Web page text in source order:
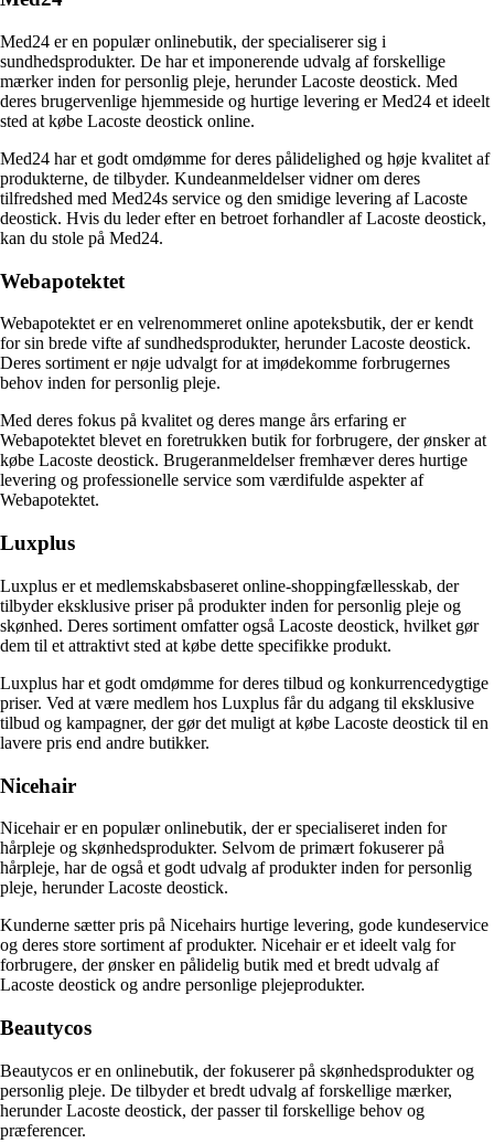
Med24 er en populær onlinebutik, der specialiserer sig i
sundhedsprodukter. De har et imponerende udvalg af forskellige
mærker inden for personlig pleje, herunder Lacoste deostick. Med
deres brugervenlige hjemmeside og hurtige levering er Med24 et ideelt
sted at købe Lacoste deostick online.
Med24 har et godt omdømme for deres pålidelighed og høje kvalitet af
produkterne, de tilbyder. Kundeanmeldelser vidner om deres
tilfredshed med Med24s service og den smidige levering af Lacoste
deostick. Hvis du leder efter en betroet forhandler af Lacoste deostick,
kan du stole på Med24.
Webapotektet
Webapotektet er en velrenommeret online apoteksbutik, der er kendt
for sin brede vifte af sundhedsprodukter, herunder Lacoste deostick.
Deres sortiment er nøje udvalgt for at imødekomme forbrugernes
behov inden for personlig pleje.
Med deres fokus på kvalitet og deres mange års erfaring er
Webapotektet blevet en foretrukken butik for forbrugere, der ønsker at
købe Lacoste deostick. Brugeranmeldelser fremhæver deres hurtige
levering og professionelle service som værdifulde aspekter af
Webapotektet.
Luxplus
Luxplus er et medlemskabsbaseret online-shoppingfællesskab, der
tilbyder eksklusive priser på produkter inden for personlig pleje og
skønhed. Deres sortiment omfatter også Lacoste deostick, hvilket gør
dem til et attraktivt sted at købe dette specifikke produkt.
Luxplus har et godt omdømme for deres tilbud og konkurrencedygtige
priser. Ved at være medlem hos Luxplus får du adgang til eksklusive
tilbud og kampagner, der gør det muligt at købe Lacoste deostick til en
lavere pris end andre butikker.
Nicehair
Nicehair er en populær onlinebutik, der er specialiseret inden for
hårpleje og skønhedsprodukter. Selvom de primært fokuserer på
hårpleje, har de også et godt udvalg af produkter inden for personlig
pleje, herunder Lacoste deostick.
Kunderne sætter pris på Nicehairs hurtige levering, gode kundeservice
og deres store sortiment af produkter. Nicehair er et ideelt valg for
forbrugere, der ønsker en pålidelig butik med et bredt udvalg af
Lacoste deostick og andre personlige plejeprodukter.
Beautycos
Beautycos er en onlinebutik, der fokuserer på skønhedsprodukter og
personlig pleje. De tilbyder et bredt udvalg af forskellige mærker,
herunder Lacoste deostick, der passer til forskellige behov og
præferencer.